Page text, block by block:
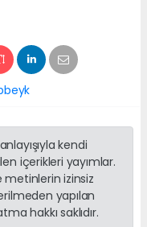
kendi
içerikleri yayımlar.
izinsiz
yapılan
hakkı saklıdır.